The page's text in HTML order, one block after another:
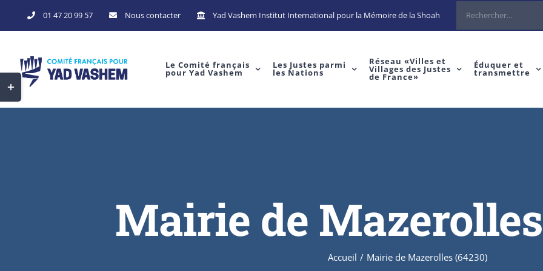
to
01 47 20 99 57 Nous contacter Yad Vashem Institut International pour la Mémoire de la Shoah Rechercher
Le Comité français
pour Yad Vashem
Les Justes parmi
les Nations
Réseau «Villes et
Villages des Justes
de France»
Éduquer et
transmettre
Mairie de
Accueil / Mairie de Mazerolles (64230)
Toggle
Sliding